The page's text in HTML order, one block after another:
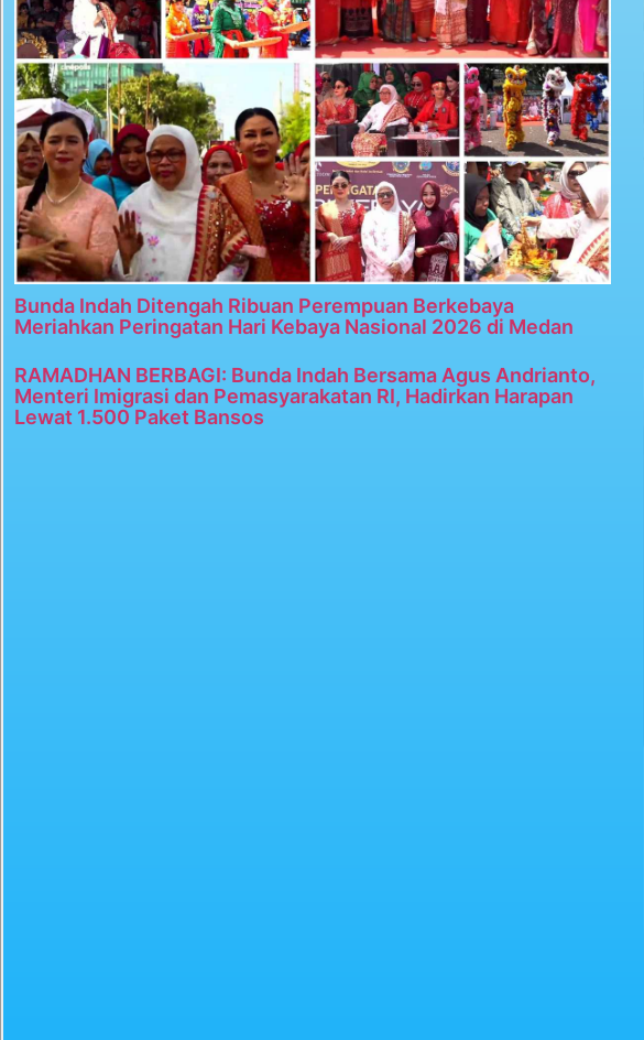
Bunda Indah Ditengah Ribuan Perempuan Berkebaya
Meriahkan Peringatan Hari Kebaya Nasional 2026 di Medan
RAMADHAN BERBAGI: Bunda Indah Bersama Agus Andrianto,
Menteri Imigrasi dan Pemasyarakatan RI, Hadirkan Harapan
Lewat 1.500 Paket Bansos